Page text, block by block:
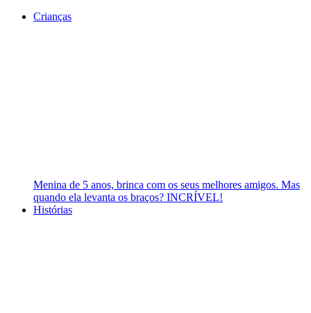
Crianças
Menina de 5 anos, brinca com os seus melhores amigos. Mas
quando ela levanta os braços? INCRÍVEL!
Histórias